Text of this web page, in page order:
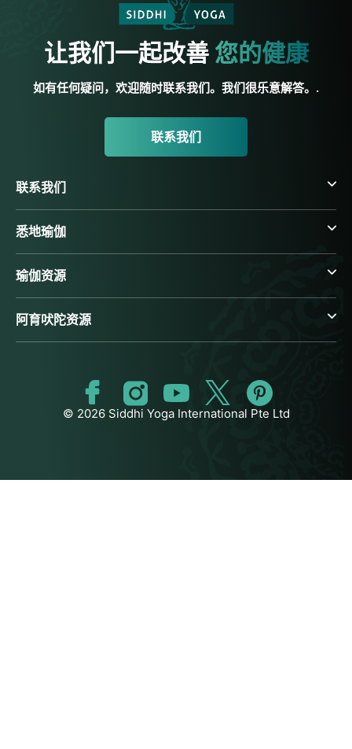
让我们一起改善 您的健康
如有任何疑问，欢迎随时联系我们。我们很乐意解答。.
联系我们
联系我们
悉地瑜伽
瑜伽资源
阿育吠陀资源
© 2026 Siddhi Yoga International Pte Ltd